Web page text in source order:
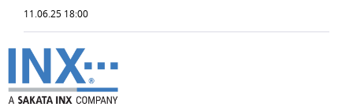
11.06.25 18:00